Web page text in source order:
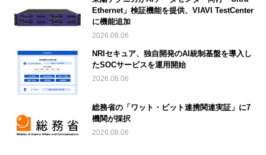
Ethernet」検証機能を提供、VIAVI TestCenter
に機能追加
2026.08.06
NRIセキュア、独自開発のAI統制基盤を導入し
たSOCサービスを運用開始
2026.08.06
総務省の「ワット・ビット連携関連実証」に7
機関が採択
2026.08.06